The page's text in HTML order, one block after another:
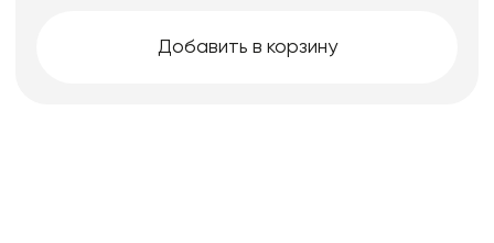
Добавить в корзину